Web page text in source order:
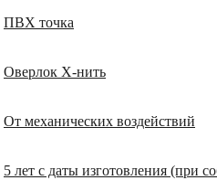
ПВХ точка
Оверлок Х-нить
От механических воздействий
5 лет с даты изготовления (при